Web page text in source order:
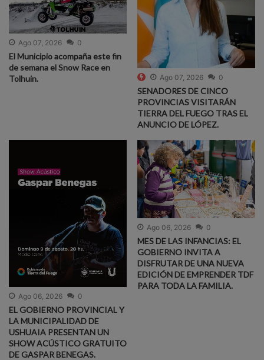
Ago 07, 2026 0
El Municipio acompaña este fin
de semana el Snow Race en
Tolhuin.
Ago 07, 2026 0
SENADORES DE CINCO
PROVINCIAS VISITARÁN
TIERRA DEL FUEGO TRAS EL
ANUNCIO DE LÓPEZ.
Ago 06, 2026 0
EL GOBIERNO PROVINCIAL Y
LA MUNICIPALIDAD DE
USHUAIA PRESENTAN UN
SHOW ACÚSTICO GRATUITO
DE GASPAR BENEGAS.
Ago 06, 2026 0
MES DE LAS INFANCIAS: EL
GOBIERNO INVITA A
DISFRUTAR DE UNA NUEVA
EDICIÓN DE EMPRENDER TDF
PARA TODA LA FAMILIA.